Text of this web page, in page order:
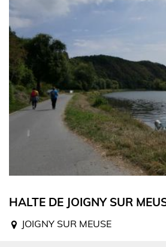
HALTE DE JOIGNY SUR
JOIGNY SUR MEUSE